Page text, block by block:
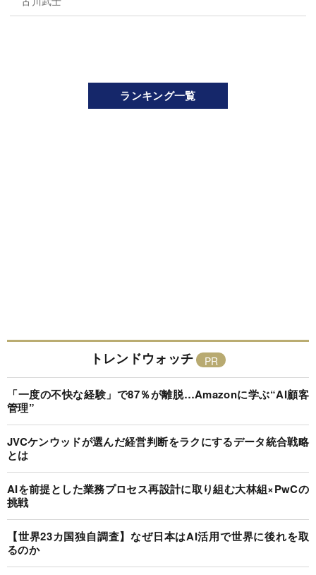
ランキング一覧
トレンドウォッチ
「一度の不快な経験」で87％が離脱…Amazonに学ぶ“AI顧客
管理”
JVCケンウッドが選んだ経営判断をラクにするデータ統合戦略
とは
AIを前提とした業務プロセス再設計に取り組む大林組×PwCの
挑戦
【世界23カ国独自調査】なぜ日本はAI活用で世界に後れを取
るのか